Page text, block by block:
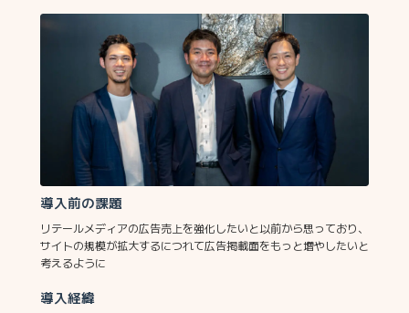
導入前の課題
リテールメディアの広告売上を強化したいと以前から思っており、
サイトの規模が拡大するにつれて広告掲載面をもっと増やしたいと
考えるように
導入経緯